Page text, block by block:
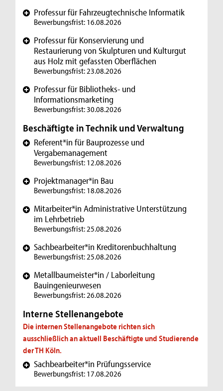
+ Professur für Fahrzeugtechnische Informatik
Bewerbungsfrist: 16.08.2026
+ Professur für Konservierung und
Restaurierung von Skulpturen und Kulturgut
aus Holz mit gefassten Oberflächen
Bewerbungsfrist: 23.08.2026
+ Professur für Bibliotheks- und
Informationsmarketing
Bewerbungsfrist: 30.08.2026
Beschäftigte in Technik und Verwaltung
+ Referent*in für Bauprozesse und
Vergabemanagement
Bewerbungsfrist: 12.08.2026
+ Projektmanager*in Bau
Bewerbungsfrist: 18.08.2026
+ Mitarbeiter*in Administrative Unterstützung
im Lehrbetrieb
Bewerbungsfrist: 25.08.2026
+ Sachbearbeiter*in Kreditorenbuchhaltung
Bewerbungsfrist: 25.08.2026
+ Metallbaumeister*in / Laborleitung
Bauingenieurwesen
Bewerbungsfrist: 26.08.2026
Interne Stellenangebote
Die internen Stellenangebote richten sich
ausschließlich an aktuell Beschäftigte und Studierende
der TH Köln.
+ Sachbearbeiter*in Prüfungsservice
Bewerbungsfrist: 17.08.2026